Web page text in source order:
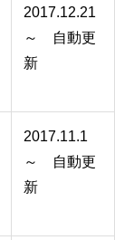
2017.12.21
～ 自動更
新
2017.11.1
～ 自動更
新